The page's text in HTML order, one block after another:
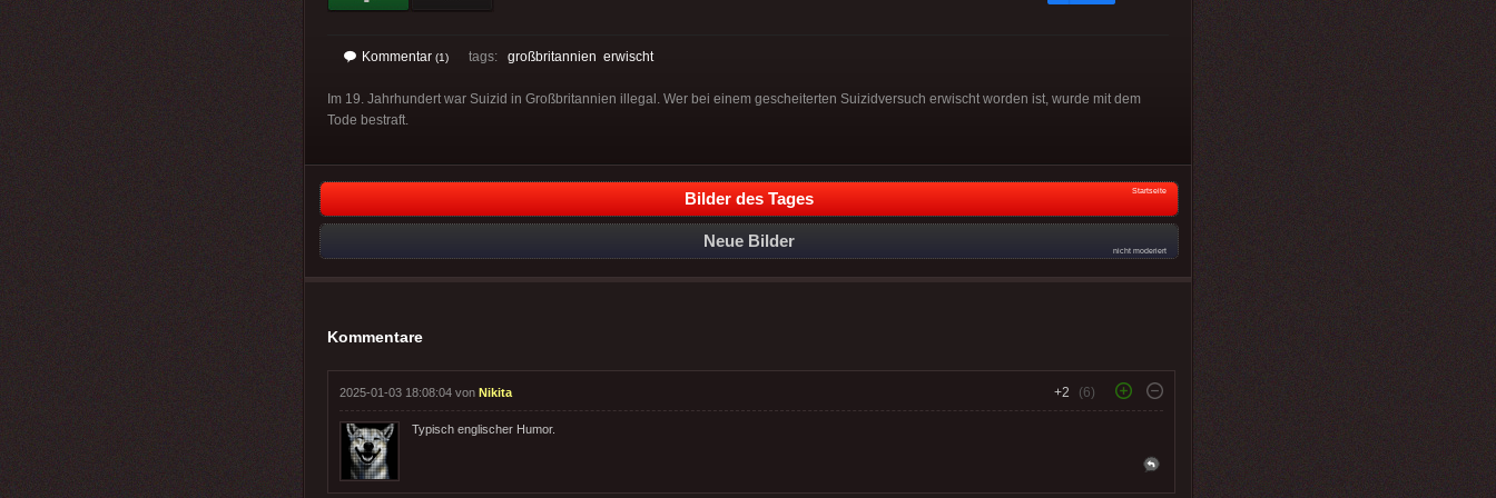
Kommentar (1) tags: großbritannien erwischt
Im 19. Jahrhundert war Suizid in Großbritannien illegal. Wer bei einem gescheiterten Suizidversuch erwischt worden ist, wurde mit dem
Tode bestraft.
Bilder des Tages Startseite
Neue Bilder
nicht moderiert
Kommentare
2025-01-03 18:08:04 von Nikita +2 (6)
Typisch englischer Humor.